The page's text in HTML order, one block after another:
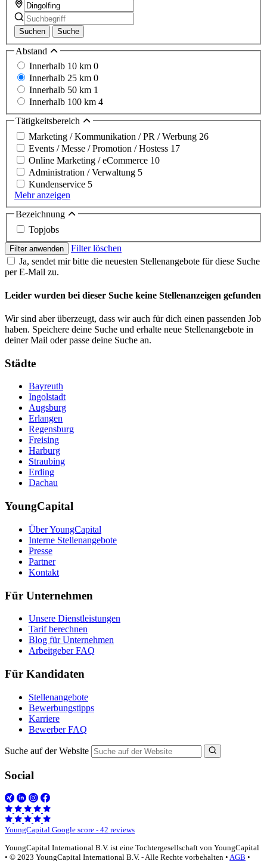
Suchen Suche
Abstand
Innerhalb 10 km 0
Innerhalb 25 km 0
Innerhalb 50 km 1
Innerhalb 100 km 4
Tätigkeitsbereich
Marketing / Kommunikation / PR / Werbung 26
Events / Messe / Promotion / Hostess 17
Online Marketing / eCommerce 10
Administration / Verwaltung 5
Kundenservice 5
Mehr anzeigen
Bezeichnung
Topjobs
Filter anwenden
Filter löschen
Ja, sendet mir bitte die neuesten Stellenangebote für diese Suche
per E-Mail zu.
Leider wurden bei dieser Suche keine Stellenanzeigen gefunden
Wir sind aber überzeugt, dass wir auch für dich einen passenden Job
haben. Speichere deine Suche und erhalte neue Stellenangebote in
deiner Mail oder passe deine Suche an.
Städte
Bayreuth
Ingolstadt
Augsburg
Erlangen
Regensburg
Freising
Harburg
Straubing
Erding
Dachau
YoungCapital
Über YoungCapital
Interne Stellenangebote
Presse
Partner
Kontakt
Für Unternehmen
Unsere Dienstleistungen
Tarif berechnen
Blog für Unternehmen
Arbeitgeber FAQ
Für Kandidaten
Stellenangebote
Bewerbungstipps
Karriere
Bewerber FAQ
Suche auf der Website
Social
YoungCapital Google score - 42 reviews
YoungCapital International B.V. ist eine Tochtergesellschaft von YoungCapital
• © 2023 YoungCapital International B.V. - Alle Rechte vorbehalten • AGB •